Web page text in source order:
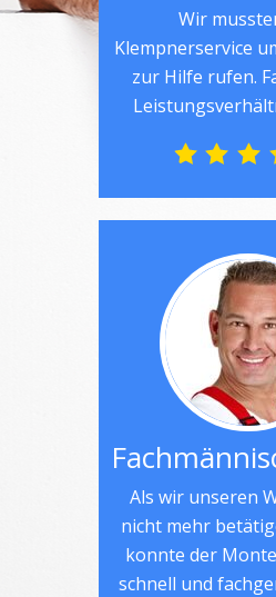
Wir
Klempnerservice
zur Hilfe rufen.
Als wir unseren
nicht mehr
konnte der
schnell und